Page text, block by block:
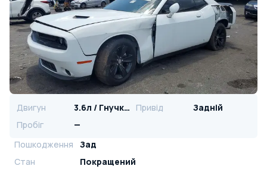
Двигун 3.6л / Гнучке паливо Привід
Задній
Пробіг
—
Пошкодження
Зад
Стан
Покращений